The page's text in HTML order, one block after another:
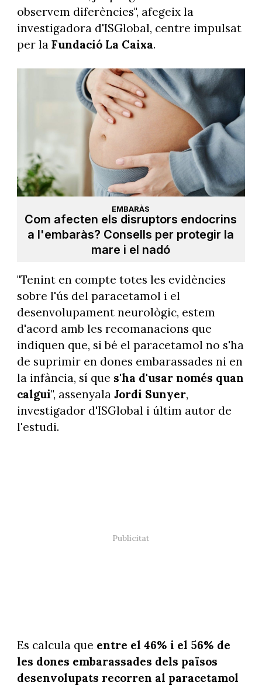
observem diferències", afegeix la
investigadora d'ISGlobal, centre impulsat
per la Fundació La Caixa.
EMBARÀS
Com afecten els disruptors endocrins
a l'embaràs? Consells per protegir la
mare i el nadó
"Tenint en compte totes les evidències
sobre l'ús del paracetamol i el
desenvolupament neurològic, estem
d'acord amb les recomanacions que
indiquen que, si bé el paracetamol no s'ha
de suprimir en dones embarassades ni en
la infància, sí que s'ha d'usar només quan
calgui", assenyala Jordi Sunyer,
investigador d'ISGlobal i últim autor de
l'estudi.
Es calcula que entre el 46% i el 56% de
les dones embarassades dels països
desenvolupats recorren al paracetamol